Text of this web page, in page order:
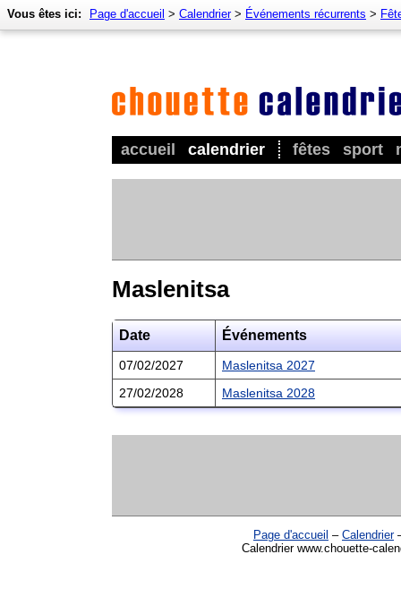
accueil calendrier fêtes sport
Vous êtes ici: Page d'accueil > Calendrier> Événements récurrents >
Maslenitsa
Date Événements
07/02/2027
Maslenitsa 2027
27/02/2028
Maslenitsa 2028
Page d'accueil – Calendrier
Calendrier www.chouette-